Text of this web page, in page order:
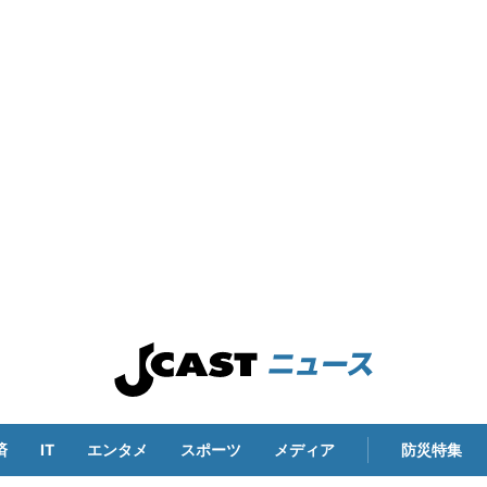
IT エンタメ スポーツ メディア 防災特集